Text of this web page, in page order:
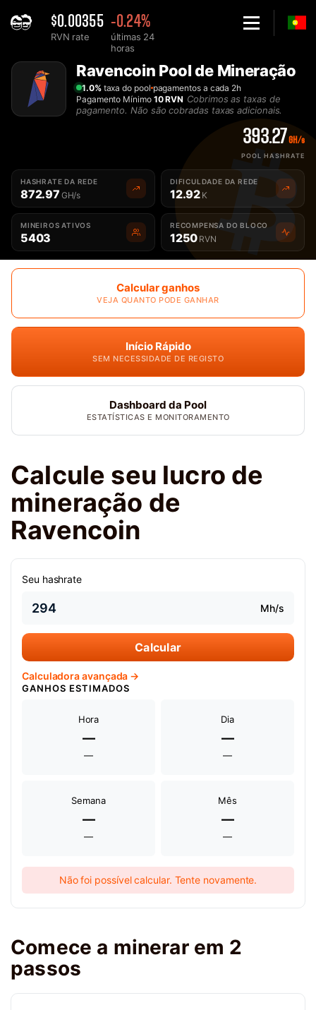
$0.00355
RVN rate
-0.24%
últimas 24
horas
Home
A Melhor Pool de Mineração de Ravencoin RVN - 2Miners
Ravencoin Pool de Mineração
1.0%taxa do pool pagamentos a cada 2h
Pagamento Mínimo 10 RVN Cobrimos as taxas de
pagamento. Não são cobradas taxas adicionais.
393.27 GH/s
POOL HASHRATE
HASHRATE DA REDE
872.97 GH/s
DIFICULDADE DA REDE
12.92 K
MINEIROS ATIVOS
5403
RECOMPENSA DO BLOCO
1250 RVN
Calcular ganhos
VEJA QUANTO PODE GANHAR
Início Rápido
SEM NECESSIDADE DE REGISTO
Dashboard da Pool
ESTATÍSTICAS E MONITORAMENTO
Calcule seu lucro de
mineração de
Ravencoin
Seu hashrate
Mh/s
Calcular
Calculadora avançada →
GANHOS ESTIMADOS
Hora
—
—
Dia
—
—
Semana
—
—
Mês
—
—
Não foi possível calcular. Tente novamente.
Comece a minerar em 2
passos